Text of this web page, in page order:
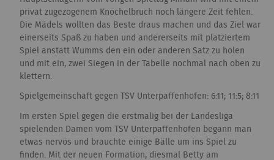
privat zugezogenem Knöchelbruch noch längere Zeit fehlen.
Die Mädels wollten das Beste draus machen und das Ziel war
einerseits Spaß zu haben und andererseits mit platziertem
Spiel anstatt Wumms den ein oder anderen Satz zu holen
und mit ein, zwei Siegen in der Tabelle nochmal nach oben zu
klettern.
Spielgemeinschaft gegen TSV Unterpaffenhofen: 6:11; 11:5; 8:11
Im ersten Spiel gegen die erstmalig bei der Landesliga
spielenden Damen vom TSV Unterpaffenhofen begann man
etwas nervös und brauchte einige Bälle um ins Spiel zu
finden. Mit der neuen Formation, diesmal Betty am